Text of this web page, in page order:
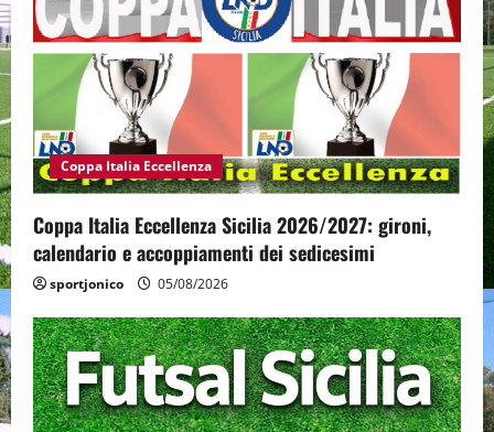
Coppa Italia Eccellenza
Coppa Italia Eccellenza Sicilia 2026/2027: gironi,
calendario e accoppiamenti dei sedicesimi
sportjonico 05/08/2026